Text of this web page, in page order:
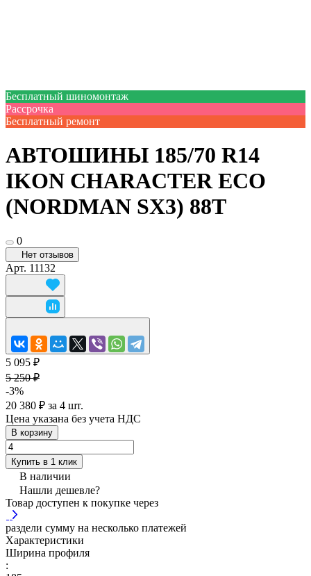
Бесплатный шиномонтаж
Рассрочка
Бесплатный ремонт
АВТОШИНЫ 185/70 R14
IKON CHARACTER ECO
(NORDMAN SX3) 88T
0
Нет отзывов
Арт. 11132
5 095 ₽
5 250 ₽
-3%
20 380 ₽ за 4 шт.
Цена указана без учета НДС
В корзину
Купить в 1 клик
В наличии
Нашли дешевле?
Товар доступен к покупке через
раздели сумму на несколько платежей
Характеристики
Ширина профиля
: